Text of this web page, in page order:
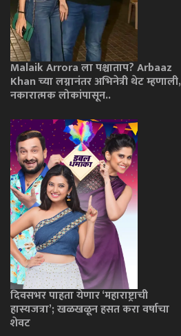
Malaik Arrora ला पश्चाताप? Arbaaz
Khan च्या लग्नानंतर अभिनेत्री थेट म्हणाली,
नकारात्मक लोकांपासून..
दिवसभर पाहता येणार ‘महाराष्ट्राची
हास्यजत्रा’; खळखळून हसत करा वर्षाचा
शेवट